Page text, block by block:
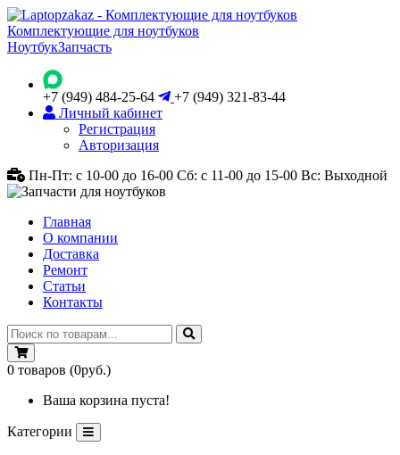
Комплектующие для ноутбуков
НоутбукЗапчасть
+7 (949) 484-25-64
+7 (949) 321-83-44
Личный кабинет
Регистрация
Авторизация
Пн-Пт: с 10-00 до 16-00 Сб: с 11-00 до 15-00 Вс: Выходной
Главная
О компании
Доставка
Ремонт
Статьи
Контакты
0 товаров (0руб.)
Ваша корзина пуста!
Категории